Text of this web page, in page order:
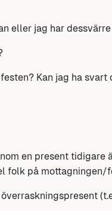
eller jag har
Kan jag ha
en present tidigare
folk på mottagningen/